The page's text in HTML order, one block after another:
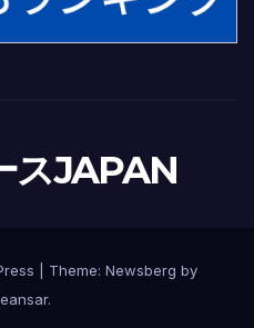
スJAPAN
Theme: Newsberg by
.